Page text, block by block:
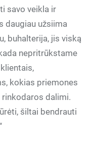
savo veikla ir
daugiau užsiima
buhalterija, jis viską
nepritrūkstame
kokias priemones
dalimi.
šiltai bendrauti